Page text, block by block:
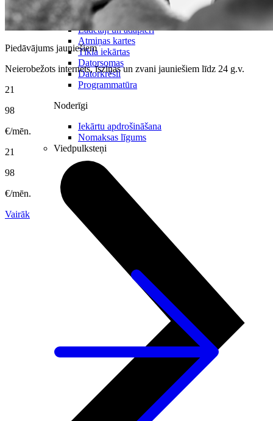
Spēles un kontrolieri
Printeri
Lādētāji un adapteri
Atmiņas kartes
Tīkla iekārtas
Datorsomas
Datorkrēsli
Programmatūra
Noderīgi
Iekārtu apdrošināšana
Nomaksas līgums
Viedpulksteņi
Piedāvājums jauniešiem
Neierobežots internets, īsziņas un zvani jauniešiem līdz 24 g.v.
21
98
€/mēn.
21
98
€/mēn.
Vairāk